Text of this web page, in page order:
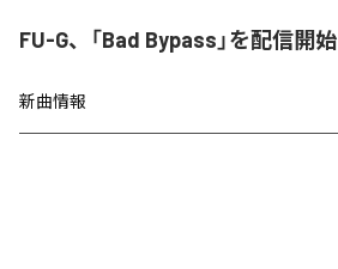
FU-G、「Bad Bypass」を配信開始
新曲情報